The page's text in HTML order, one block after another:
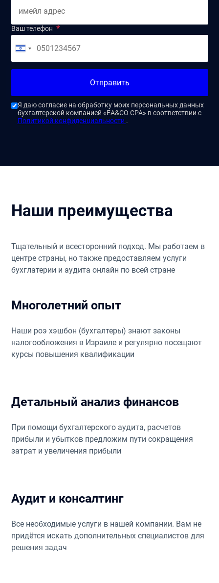
Ваш телефон
Отправить
Я даю согласие на обработку моих персональных данных
бухгалтерской компанией «EA&CO CPA» в соответствии с
Политикой конфиденциальности .
Наши преимущества
Тщательный и всесторонний подход. Мы работаем в
центре страны, но также предоставляем услуги
бухглатерии и аудита онлайн по всей стране
Многолетний опыт
Наши роэ хэшбон (бухгалтеры) знают законы
налогообложения в Израиле и регулярно посещают
курсы повышения квалификации
Детальный анализ финансов
При помощи бухгалтерского аудита, расчетов
прибыли и убытков предложим пути сокращения
затрат и увеличения прибыли
Аудит и консалтинг
Все необходимые услуги в нашей компании. Вам не
придётся искать дополнительных специалистов для
решения задач